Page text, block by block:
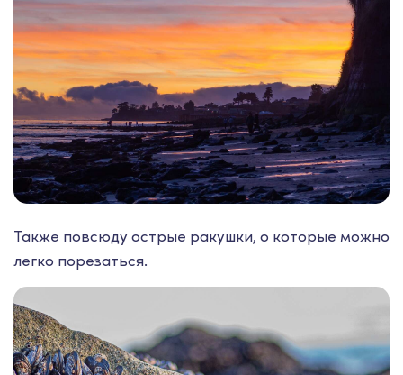
Также повсюду острые ракушки, о которые можно
легко порезаться.